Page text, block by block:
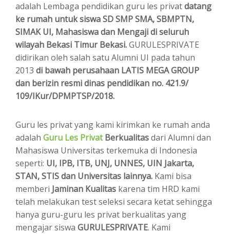
adalah Lembaga pendidikan guru les privatdatang
ke rumah untuk siswa SD SMP SMA, SBMPTN,
SIMAK UI, Mahasiswa dan Mengaji di seluruh
wilayah Bekasi Timur Bekasi.GURULESPRIVATE
didirikan oleh salah satu Alumni UI pada tahun
2013 di bawah perusahaan LATIS MEGA GROUP
dan berizin resmi dinas pendidikan no. 421.9/
109/IKur/DPMPTSP/2018.
Guru les privat yang kami kirimkan ke rumah anda
adalah Guru Les PrivatBerkualitasdari Alumni dan
Mahasiswa Universitas terkemuka di Indonesia
seperti: UI, IPB, ITB, UNJ, UNNES, UIN Jakarta,
STAN, STIS dan Universitas lainnya. Kami bisa
memberi Jaminan Kualitas karena tim HRD kami
telah melakukan test seleksi secara ketat sehingga
hanya guru-guru les privat berkualitas yang
mengajar siswa GURULESPRIVATE. Kami